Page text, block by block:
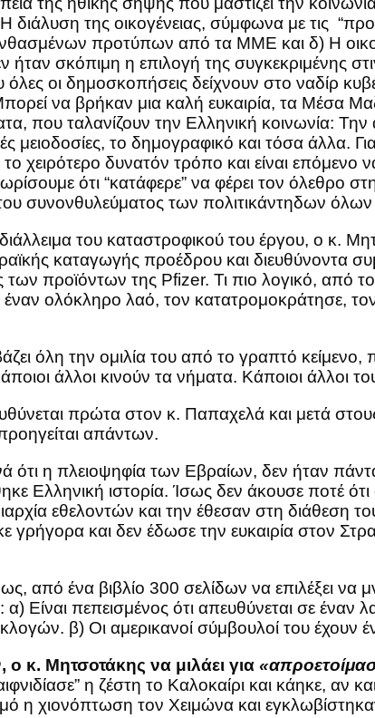
Η διάλυση της οικογένειας, σύμφωνα με τις
προτύπων από τα ΜΜΕ και δ) Η
ήταν σκόπιμη η επιλογή της συγκεκριμένης
οι δημοσκοπήσεις δείχνουν στο ναδίρ
να βρήκαν μια καλή ευκαιρία, τα Μέσα
που ταλανίζουν την Ελληνική κοινωνία: Την
μειοδοσίες, το δημογραφικό και τόσα άλλα.
το χειρότερο δυνατόν τρόπο και είναι
ότι “κατάφερε” να φέρει τον όλεθρο
του συνονθυλεύματος των πολιτικάντηδων
διάλλειμα του καταστροφικού του έργου, ο κ.
καταγωγής προέδρου και διευθύνοντα
προϊόντων της Pfizer. Τι πιο λογικό, από
ολόκληρο λαό, τον κατατρομοκράτησε,
όλη την ομιλία του από το γραπτό
άλλοι κινούν τα νήματα. Κάποιοι άλλοι
πρώτα στον κ. Παπαχελά και μετά
απάντων.
ότι η πλειοψηφία των Εβραίων, δεν ήταν
Ελληνική ιστορία. Ίσως δεν άκουσε ποτέ
εθελοντών και την έθεσαν στη
γρήγορα και δεν έδωσε την ευκαιρία στον
από ένα βιβλίο 300 σελίδων να επιλέξει να
α) Είναι πεπεισμένος ότι απευθύνεται σε
β) Οι αμερικανοί σύμβουλοί του έχουν
ο κ. Μητσοτάκης να μιλάει για
η ζέστη το Καλοκαίρι και κάηκε, αν
η χιονόπτωση τον Χειμώνα και